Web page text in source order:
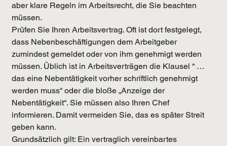
aber klare Regeln im Arbeitsrecht, die Sie beachten
müssen.
Prüfen Sie Ihren Arbeitsvertrag. Oft ist dort festgelegt,
dass Nebenbeschäftigungen dem Arbeitgeber
zumindest gemeldet oder von ihm genehmigt werden
müssen. Üblich ist in Arbeitsverträgen die Klausel “ …
das eine Nebentätigkeit vorher schriftlich genehmigt
werden muss“ oder die bloße „Anzeige der
Nebentätigkeit“. Sie müssen also Ihren Chef
informieren. Damit vermeiden Sie, das es später Streit
geben kann.
Grundsätzlich gilt: Ein vertraglich vereinbartes